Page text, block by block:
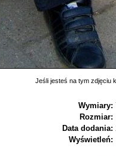
Jeśli jesteś na tym zdjęciu
Wymiary:
Rozmiar:
Data dodania:
Wyświetleń: